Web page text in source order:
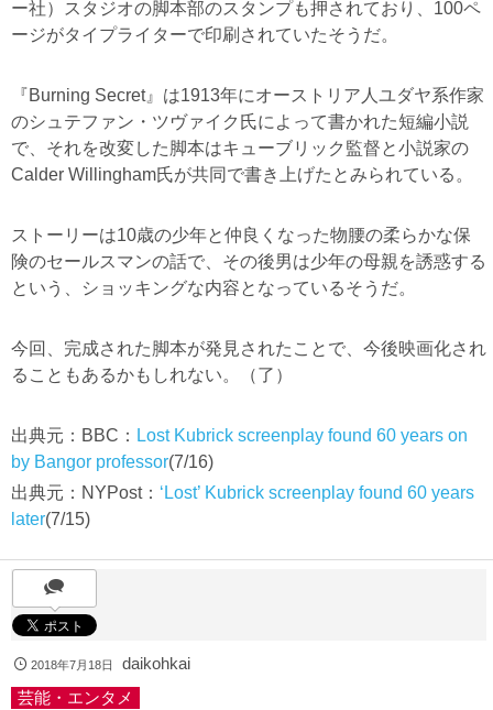
ー社）スタジオの脚本部のスタンプも押されており、100ペ
ージがタイプライターで印刷されていたそうだ。
『Burning Secret』は1913年にオーストリア人ユダヤ系作家
のシュテファン・ツヴァイク氏によって書かれた短編小説
で、それを改変した脚本はキューブリック監督と小説家の
Calder Willingham氏が共同で書き上げたとみられている。
ストーリーは10歳の少年と仲良くなった物腰の柔らかな保
険のセールスマンの話で、その後男は少年の母親を誘惑する
という、ショッキングな内容となっているそうだ。
今回、完成された脚本が発見されたことで、今後映画化され
ることもあるかもしれない。（了）
出典元：BBC： Lost Kubrick screenplay found 60 years on
by Bangor professor(7/16)
出典元：NYPost： ‘Lost’ Kubrick screenplay found 60 years
later(7/15)
2018年7月18日
daikohkai
芸能・エンタメ